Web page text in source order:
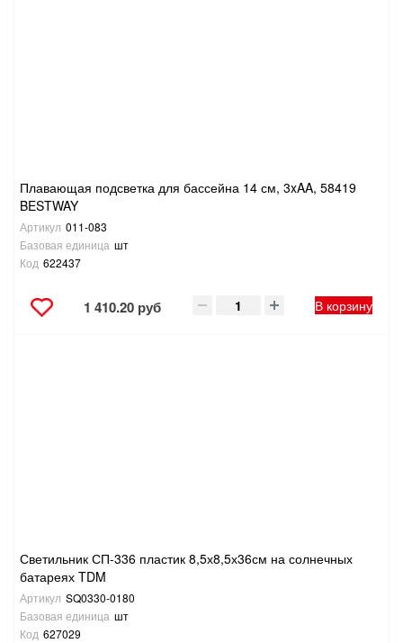
Плавающая подсветка для бассейна 14 см, 3xAA, 58419
BESTWAY
Артикул 011-083
Базовая единица шт
Код 622437
1 410.20 руб В корзину
Светильник СП-336 пластик 8,5х8,5х36см на солнечных
батареях TDM
Артикул SQ0330-0180
Базовая единица шт
Код 627029